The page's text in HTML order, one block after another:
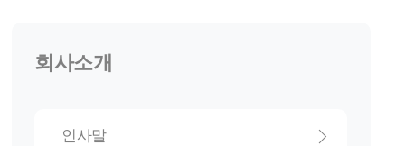
회사소개
인사말